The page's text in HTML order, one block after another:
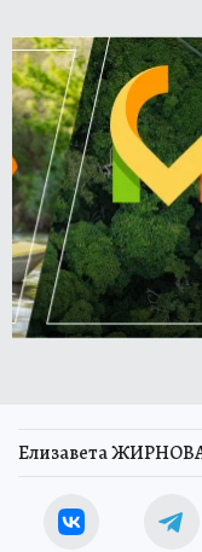
Елизавета